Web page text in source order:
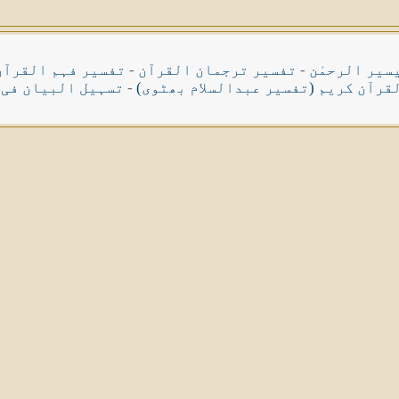
الرحمٰن - تفسیر ترجمان القرآن - تفسیر فہم
کریم (تفسیر عبدالسلام بھٹوی) - تسہیل البیان